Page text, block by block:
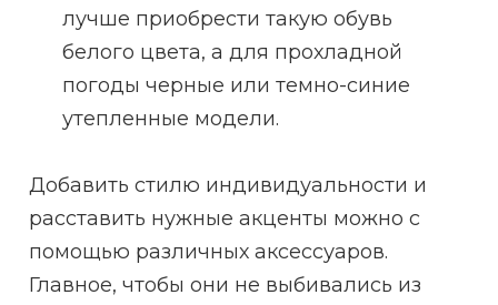
лучше приобрести такую обувь
белого цвета, а для прохладной
погоды черные или темно-синие
утепленные модели.
Добавить стилю индивидуальности и
расставить нужные акценты можно с
помощью различных аксессуаров.
Главное, чтобы они не выбивались из